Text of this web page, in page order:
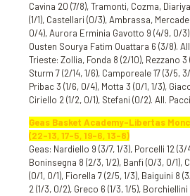
Cavina 20 (7/8), Tramonti, Cozma,
(1/1), Castellari (0/3), Ambrassa,
0/4), Aurora Erminia Gavotto 9 (4/9, 0/
Ousten Sourya Fatim Ouattara 6 (3/8).
Trieste: Zollia, Fonda 8 (2/10), Rezzano 3
Sturm 7 (2/14, 1/6), Camporeale 17 (3/5,
Pribac 3 (1/6, 0/4), Motta 3 (0/1, 1/3),
Ciriello 2 (1/2, 0/1), Stefani (0/2). All.
Geas Basket Academy-Libertas
(22-13, 17-5, 19-6, 13-8)
Geas: Nardiello 9 (3/7, 1/3), Porcelli 12 (3/
Boninsegna 8 (2/3, 1/2), Banfi (0/3, 0/1),
(0/1, 0/1), Fiorella 7 (2/5, 1/3), Baiguini 8
2 (1/3, 0/2), Greco 6 (1/3, 1/5), Borchiellini